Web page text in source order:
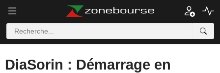
DiaSorin : Démarrage en